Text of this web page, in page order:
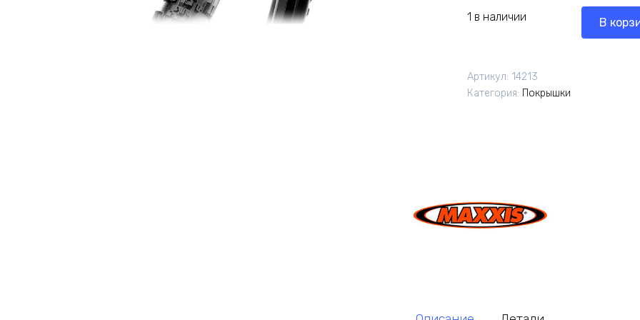
1 в наличии В
Артикул: 14213
Категория: Покрышки